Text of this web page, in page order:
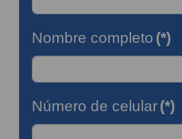
Nombre completo (*)
Número de celular(*)